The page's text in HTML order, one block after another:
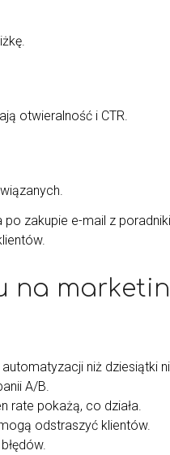
otwieralność i CTR.
zakupie e-mail z
na
niż dziesiątki
A/B.
rate pokażą, co działa.
odstraszyć klientów.